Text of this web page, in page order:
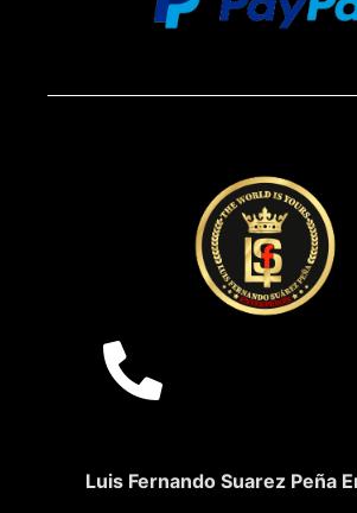
Luis Fernando Suarez Peña